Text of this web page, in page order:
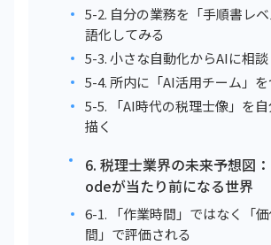
5-2. 自分の業務を「手順書レ
語化してみる
5-3. 小さな自動化からAIに相談
5-4. 所内に「AI活用チーム」を
5-5. 「AI時代の税理士像」を
描く
6. 税理士業界の未来予想図
odeが当たり前になる世界
6-1. 「作業時間」ではなく「
間」で評価される